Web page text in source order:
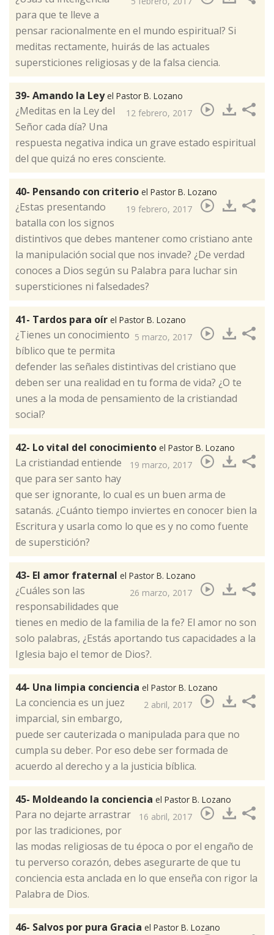
para que te lleve a
pensar racionalmente en el mundo espiritual? Si
meditas rectamente, huirás de las actuales
supersticiones religiosas y de la falsa ciencia.​
39- Amando la Leyel Pastor B. Lozano
12 febrero, 2017
¿Meditas en la Ley del
Señor cada día? Una
respuesta negativa indica un grave estado espiritual
del que quizá no eres consciente.​
40- Pensando con criterio el Pastor B. Lozano
19 febrero, 2017
¿Estas presentando
batalla con los signos
distintivos que debes mantener como cristiano ante
la manipulación social que nos invade? ¿De verdad
conoces a Dios según su Palabra para luchar sin
supersticiones ni falsedades?​
41- Tardos para oír el Pastor B. Lozano
5 marzo, 2017
¿Tienes un conocimiento
bíblico que te permita
defender las señales distintivas del cristiano que
deben ser una realidad en tu forma de vida? ¿O te
unes a la moda de pensamiento de la cristiandad
social?​
42- Lo vital del conocimiento el Pastor B. Lozano
19 marzo, 2017
La cristiandad entiende
que para ser santo hay
que ser ignorante, lo cual es un buen arma de
satanás. ¿Cuánto tiempo inviertes en conocer bien la
Escritura y usarla como lo que es y no como fuente
de superstición?​
43- El amor fraternal el Pastor B. Lozano
26 marzo, 2017
¿Cuáles son las
responsabilidades que
tienes en medio de la familia de la fe? El amor no son
solo palabras, ¿Estás aportando tus capacidades a la
Iglesia bajo el temor de Dios?.​
44- Una limpia conciencia el Pastor B. Lozano
2 abril, 2017
La conciencia es un juez
imparcial, sin embargo,
puede ser cauterizada o manipulada para que no
cumpla su deber. Por eso debe ser formada de
acuerdo al derecho y a la justicia bíblica.​
45- Moldeando la conciencia el Pastor B. Lozano
16 abril, 2017
Para no dejarte arrastrar
por las tradiciones, por
las modas religiosas de tu época o por el engaño de
tu perverso corazón, debes asegurarte de que tu
conciencia esta anclada en lo que enseña con rigor la
Palabra de Dios. ​
46- Salvos por pura Gracia el Pastor B. Lozano